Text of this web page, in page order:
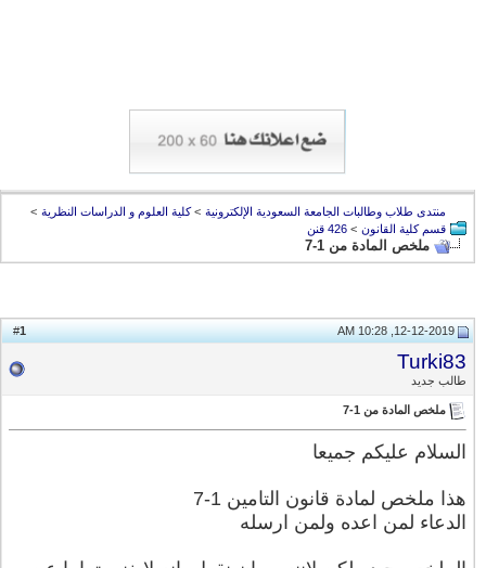
منتدى طلاب وطالبات الجامعة السعودية الإلكترونية > كلية العلوم و الدراسات النظرية >
قسم كلية القانون > 426 قنن
ملخص المادة من 1-7
12-12-2019, 10:28 AM
Turki83
طالب جديد
ملخص المادة من 1-7
السلام عليكم جميعا
هذا ملخص لمادة قانون التامين 1-7
الدعاء لمن اعده ولمن ارسله